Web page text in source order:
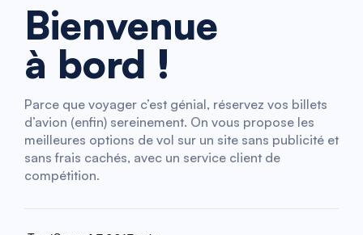
Bienvenue
à bord !
Parce que voyager c’est génial, réservez vos billets
d’avion (enfin) sereinement. On vous propose les
meilleures options de vol sur un site sans publicité et
sans frais cachés, avec un service client de
compétition.